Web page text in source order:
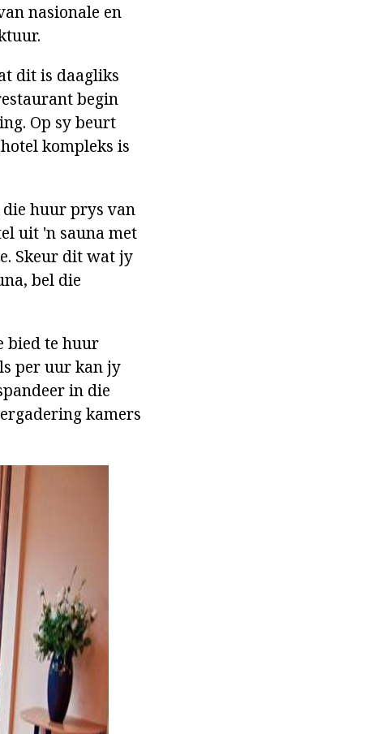
nasionale en
dit is daagliks
begin
Op sy beurt
kompleks is
huur prys van
uit 'n sauna met
Skeur dit wat jy
bel die
bied te huur
per uur kan jy
in die
kamers